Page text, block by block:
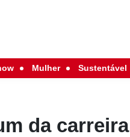
Mulher Sustentável
da carreira